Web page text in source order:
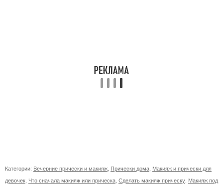
Категории: Вечерние прически и макияж, Прически дома, Макияж и прически для
девочек, Что сначала макияж или прическа, Сделать макияж прическу, Макияж под